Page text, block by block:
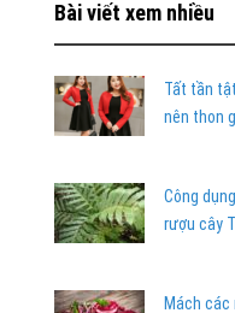
Bài viết xem nhiều
Tất tần
nên thon
Công
rượu cây
Mách